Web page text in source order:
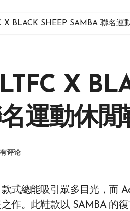
X BLACK SHEEP SAMBA 聯名運
X
運動休閒
评论
作。此鞋款以 SAMBA 的